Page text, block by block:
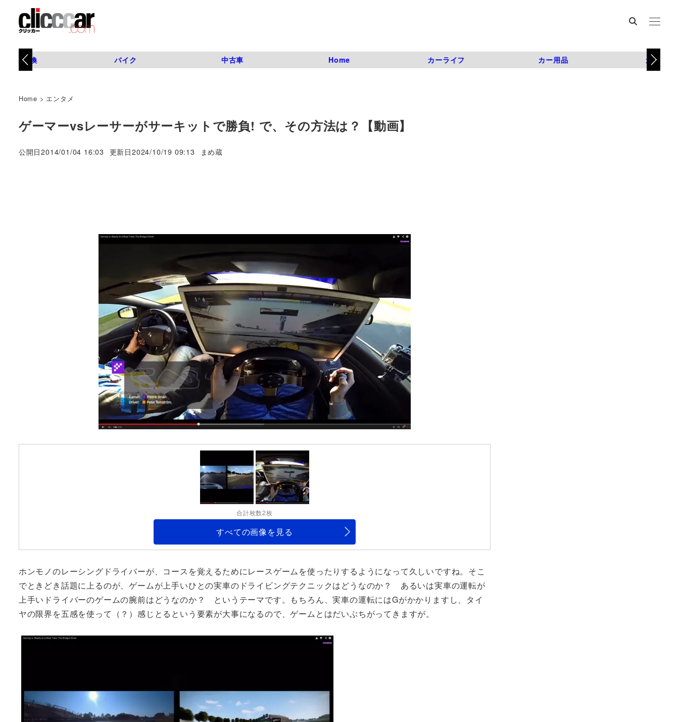
タイヤ交換 バイク 中古車 Home カーライフ カー用品 カスタム
Home > エンタメ
ゲーマーvsレーサーがサーキットで勝負! で、その方法は？【動画】
公開日2014/01/04 16:03 更新日2024/10/19 09:13
著
まめ蔵
合計枚数2枚
すべての画像を見る
ホンモノのレーシングドライバーが、コースを覚えるためにレースゲームを使ったりするようになって久しいですね。そこ
でときどき話題に上るのが、ゲームが上手いひとの実車のドライビングテクニックはどうなのか？ あるいは実車の運転が
上手いドライバーのゲームの腕前はどうなのか？ というテーマです。もちろん、実車の運転にはGがかかりますし、タイ
ヤの限界を五感を使って（？）感じとるという要素が大事になるので、ゲームとはだいぶちがってきますが。